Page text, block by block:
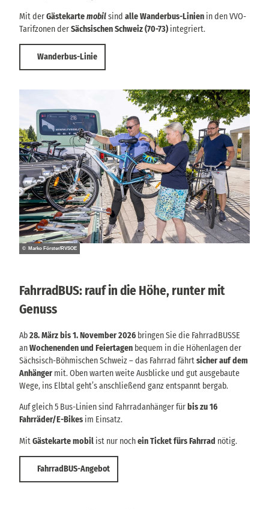
Mit derGästekartemobilsind alle Wanderbus-Linien in den VVO-
Tarifzonen derSächsischen Schweiz (70-73) integriert.
Wanderbus-Linie
© Marko Förster/RVSOE
FahrradBUS: rauf in die Höhe, runter mit
Genuss
Ab28. März bis 1. November 2026 bringen Sie die FahrradBUSSE
anWochenenden und Feiertagen bequem in die Höhenlagen der
Sächsisch-Böhmischen Schweiz – das Fahrrad fährtsicher auf dem
Anhänger mit. Oben warten weite Ausblicke und gut ausgebaute
Wege, ins Elbtal geht’s anschließend ganz entspannt bergab.
Auf gleich 5 Bus-Linien sind Fahrradanhänger fürbis zu 16
Fahrräder/E-Bikes im Einsatz.
MitGästekarte mobil ist nur nochein Ticket fürs Fahrrad nötig.
FahrradBUS-Angebot